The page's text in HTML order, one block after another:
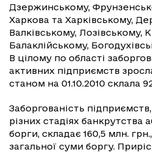
Дзержинському,
Харкова та Харківському,
Валківському, Лозівському,
Балаклійському,
В цілому по області
активних підприємств
станом на 01.10.2010 склала
Заборгованість
різних стадіях банкрутства
борги, складає 160,5 млн.
загальної суми боргу.